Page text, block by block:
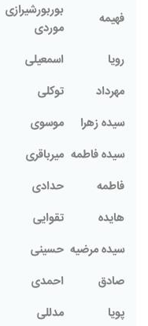
فهیمه
بوربورشیرازی
موردی
رویا اسمعیلی
مهرداد
توکلی
سیده زهرا
موسوی
سیده فاطمه میرباقری
فاطمه
حدادی
هایده
تقوایی
سیده مرضیه حسینی
صادق
احمدی
پویا
مدللی